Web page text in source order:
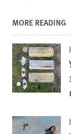
MORE READING